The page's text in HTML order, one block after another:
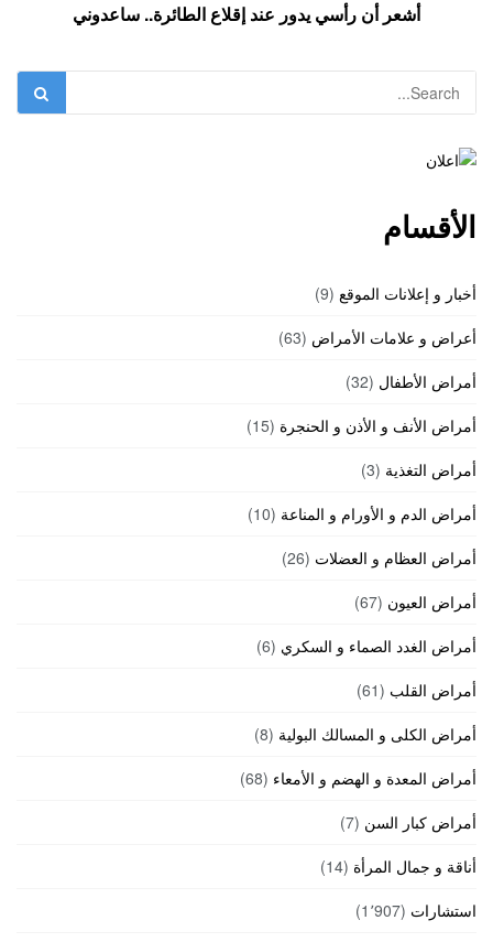
أشعر أن رأسي يدور عند إقلاع الطائرة.. ساعدوني
الأقسام
أخبار و إعلانات الموقع (9)
أعراض و علامات الأمراض (63)
أمراض الأطفال (32)
أمراض الأنف و الأذن و الحنجرة (15)
أمراض التغذية (3)
أمراض الدم و الأورام و المناعة (10)
أمراض العظام و العضلات (26)
أمراض العيون (67)
أمراض الغدد الصماء و السكري (6)
أمراض القلب (61)
أمراض الكلى و المسالك البولية (8)
أمراض المعدة و الهضم و الأمعاء (68)
أمراض كبار السن (7)
أناقة و جمال المرأة (14)
استشارات (1٬907)